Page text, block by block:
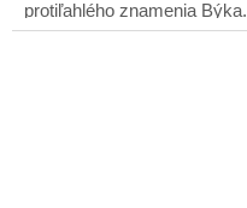
protiľahlého znamenia Býka.